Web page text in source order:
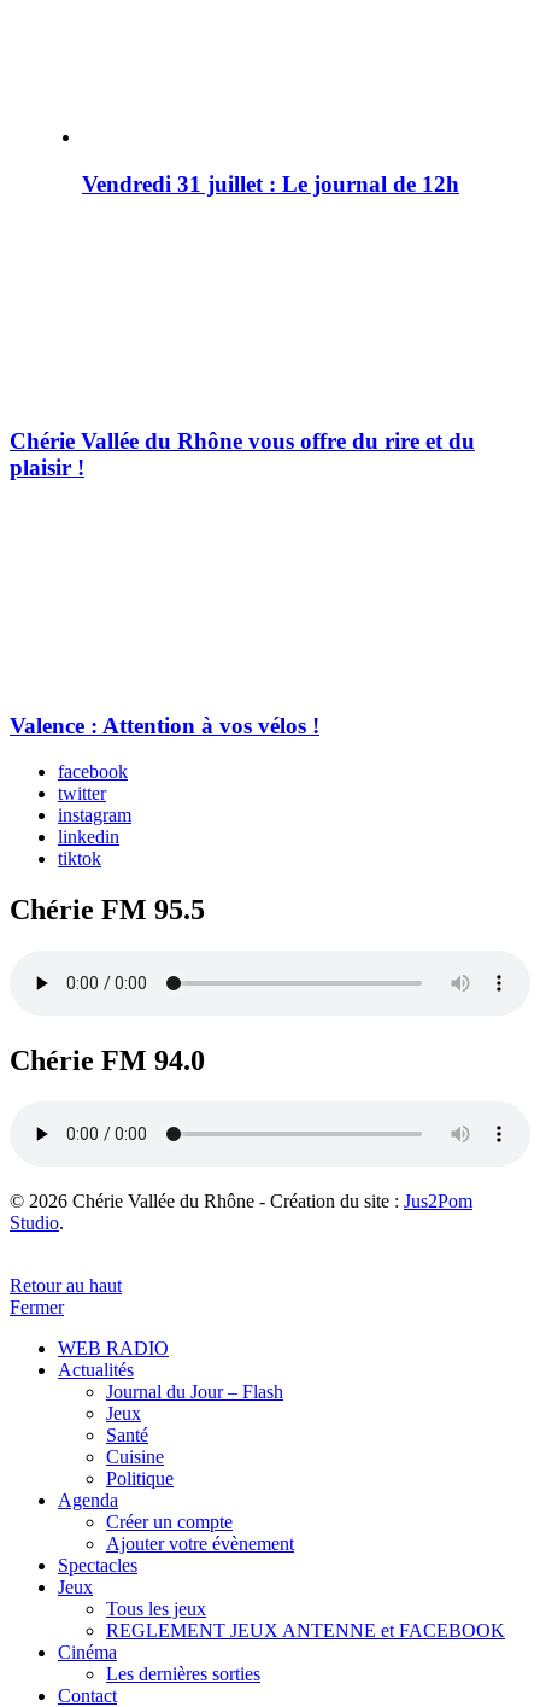
Vendredi 31 juillet : Le journal de 12h
Chérie Vallée du Rhône vous offre du rire et du
plaisir !
Valence : Attention à vos vélos !
facebook
twitter
instagram
linkedin
tiktok
Chérie FM 95.5
Chérie FM 94.0
© 2026 Chérie Vallée du Rhône - Création du site : Jus2Pom
Studio.
Retour au haut
Fermer
WEB RADIO
Actualités
Journal du Jour – Flash
Jeux
Santé
Cuisine
Politique
Agenda
Créer un compte
Ajouter votre évènement
Spectacles
Jeux
Tous les jeux
REGLEMENT JEUX ANTENNE et FACEBOOK
Cinéma
Les dernières sorties
Contact